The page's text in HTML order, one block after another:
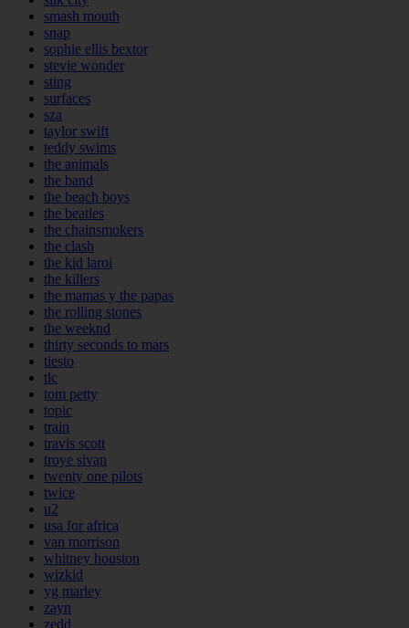
smash mouth
snap
sophie ellis bextor
stevie wonder
sting
surfaces
sza
taylor swift
teddy swims
the animals
the band
the beach boys
the beatles
the chainsmokers
the clash
the kid laroi
the killers
the mamas y the papas
the rolling stones
the weeknd
thirty seconds to mars
tiesto
tlc
tom petty
topic
train
travis scott
troye sivan
twenty one pilots
twice
u2
usa for africa
van morrison
whitney houston
wizkid
yg marley
zayn
zedd